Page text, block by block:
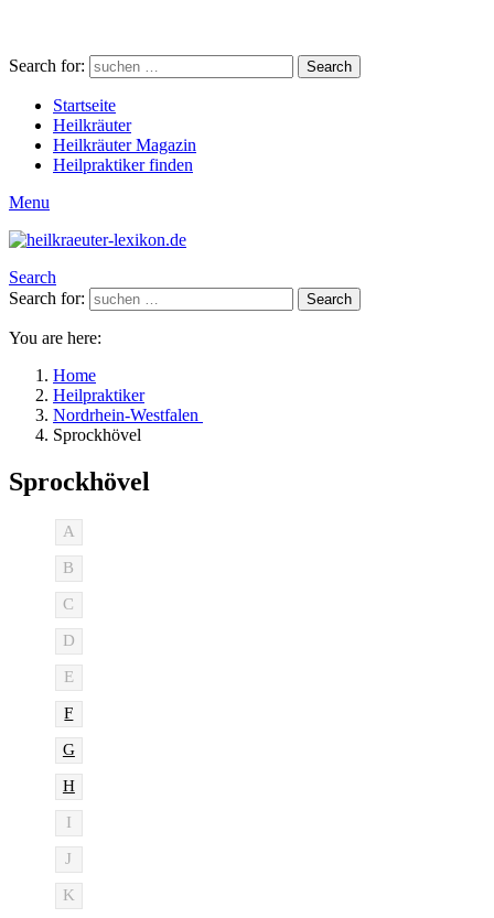
Search for: Search
Startseite
Heilkräuter
Heilkräuter Magazin
Heilpraktiker finden
Menu
Search
Search for:
Search
You are here:
Home
Heilpraktiker
Nordrhein-Westfalen
Sprockhövel
Sprockhövel
A
B
C
D
E
F
G
H
I
J
K